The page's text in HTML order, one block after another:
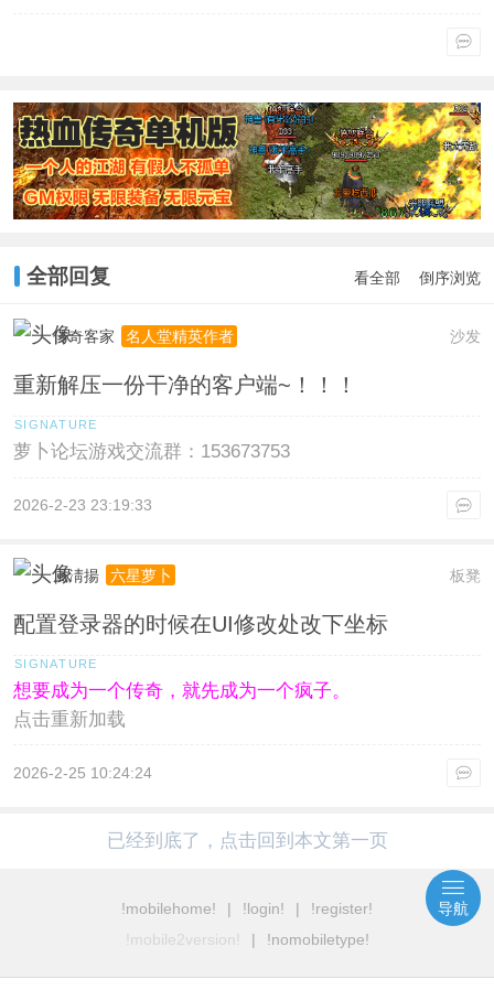
全部回复 看全部 倒序浏览
沙发
传奇客家 名人堂精英作者
重新解压一份干净的客户端~！！！
萝卜论坛游戏交流群：153673753
2026-2-23 23:19:33
板凳
風淸揚 六星萝卜
配置登录器的时候在UI修改处改下坐标
想要成为一个传奇，就先成为一个疯子。
点击重新加载
2026-2-25 10:24:24
已经到底了，点击回到本文第一页
!mobilehome! | !login! |
!register!
!mobile2version!
| !nomobiletype!
导航